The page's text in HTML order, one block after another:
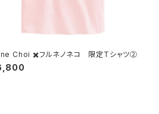
Choi ✖️フルネノネコ 限定Tシャツ②